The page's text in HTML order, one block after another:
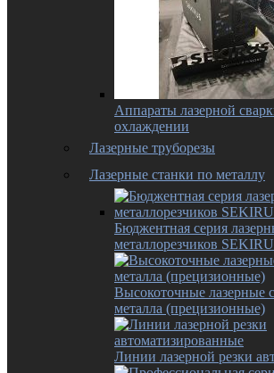
Аппараты лазерной
охлаждении
Лазерные труборезы
Лазерные станки по металлу
Бюджентная серия
металлорезчиков
Высокоточные лазерные
металла (прецизионные)
Линии лазерной резки